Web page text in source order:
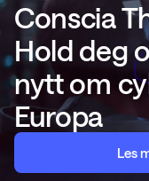
Conscia
Hold deg
nytt om
Europa
Les